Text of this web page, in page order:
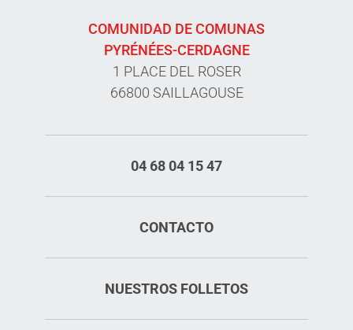
COMUNIDAD DE COMUNAS
PYRÉNÉES-CERDAGNE
1 PLACE DEL ROSER
66800 SAILLAGOUSE
04 68 04 15 47
CONTACTO
NUESTROS FOLLETOS